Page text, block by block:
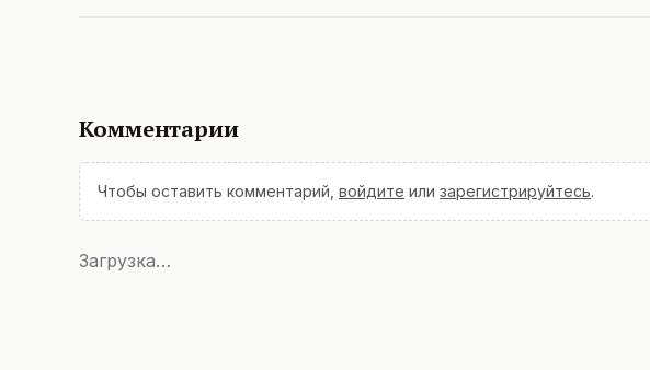
Комментарии
Чтобы оставить комментарий, войдите или зарегистрируйтесь.
Загрузка…